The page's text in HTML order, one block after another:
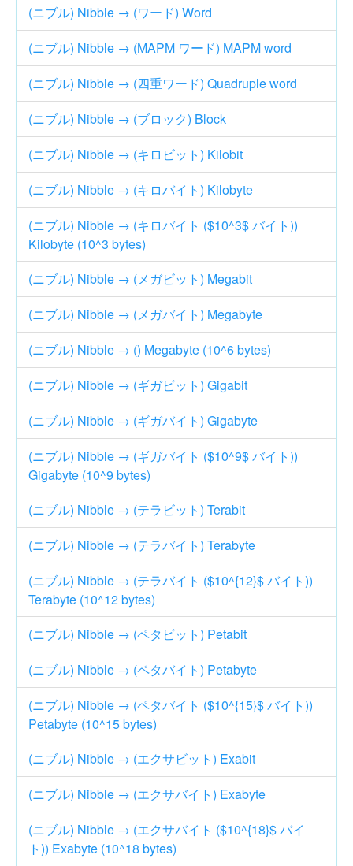
(ニブル) Nibble → (ワード) Word
(ニブル) Nibble → (MAPM ワード) MAPM word
(ニブル) Nibble → (四重ワード) Quadruple word
(ニブル) Nibble → (ブロック) Block
(ニブル) Nibble → (キロビット) Kilobit
(ニブル) Nibble → (キロバイト) Kilobyte
(ニブル) Nibble → (キロバイト ($10^3$ バイト))
Kilobyte (10^3 bytes)
(ニブル) Nibble → (メガビット) Megabit
(ニブル) Nibble → (メガバイト) Megabyte
(ニブル) Nibble → () Megabyte (10^6 bytes)
(ニブル) Nibble → (ギガビット) Gigabit
(ニブル) Nibble → (ギガバイト) Gigabyte
(ニブル) Nibble → (ギガバイト ($10^9$ バイト))
Gigabyte (10^9 bytes)
(ニブル) Nibble → (テラビット) Terabit
(ニブル) Nibble → (テラバイト) Terabyte
(ニブル) Nibble → (テラバイト ($10^{12}$ バイト))
Terabyte (10^12 bytes)
(ニブル) Nibble → (ペタビット) Petabit
(ニブル) Nibble → (ペタバイト) Petabyte
(ニブル) Nibble → (ペタバイト ($10^{15}$ バイト))
Petabyte (10^15 bytes)
(ニブル) Nibble → (エクサビット) Exabit
(ニブル) Nibble → (エクサバイト) Exabyte
(ニブル) Nibble → (エクサバイト ($10^{18}$ バイ
ト)) Exabyte (10^18 bytes)